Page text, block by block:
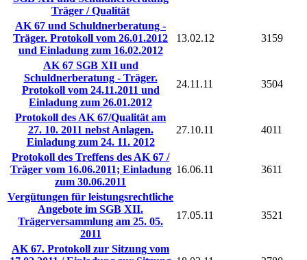
Träger / Qualität
AK 67 und Schuldnerberatung -
Träger. Protokoll vom 26.01.2012
und Einladung zum 16.02.2012
13.02.12 3159
AK 67 SGB XII und
Schuldnerberatung - Träger.
Protokoll vom 24.11.2011 und
Einladung zum 26.01.2012
24.11.11 3504
Protokoll des AK 67/Qualität am
27. 10. 2011 nebst Anlagen.
Einladung zum 24. 11. 2012
27.10.11 4011
Protokoll des Treffens des AK 67 /
Träger vom 16.06.2011; Einladung
zum 30.06.2011
16.06.11 3611
Vergütungen für leistungsrechtliche
Angebote im SGB XII.
Trägerversammlung am 25. 05.
2011
17.05.11 3521
AK 67. Protokoll zur Sitzung vom